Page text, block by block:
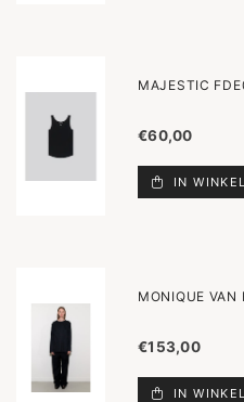
MAJESTIC
€60,00
IN
MONIQUE VAN
€153,00
IN